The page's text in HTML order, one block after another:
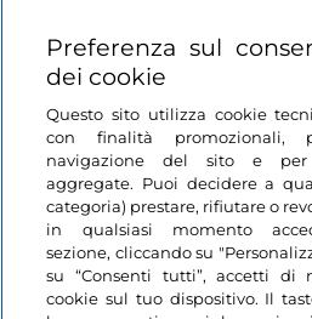
Login
Restiamo in contatto
Preferenza sul
dei cookie
Questo sito utilizza cookie
con finalità promozionali,
navigazione del sito e per
aggregate. Puoi decidere a
categoria) prestare, rifiutare o
in qualsiasi momento
sezione, cliccando su
su “Consenti tutti”, accetti di
cookie sul tuo dispositivo. Il